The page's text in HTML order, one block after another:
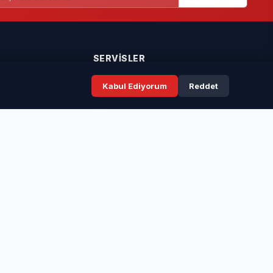
SERVISLER
Taziyeler
Kabul Ediyorum Reddet